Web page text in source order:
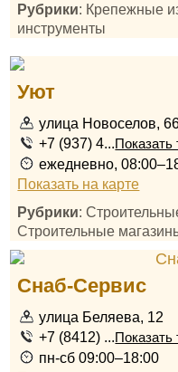
Рубрики: Крепежные
инструменты
Уют
улица Новоселов,
+7 (937) 4...
ежедневно,
Показать на карте
Рубрики:
Строительные
Снаб-Сервис
улица Беляева, 12
+7 (8412) ...
пн-сб 09:00–18:00